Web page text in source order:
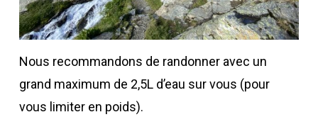
Nous recommandons de randonner avec un
grand maximum de 2,5L d’eau sur vous (pour
vous limiter en poids).